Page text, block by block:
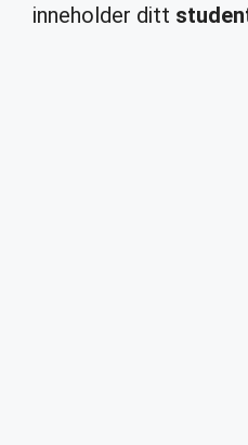
inneholder ditt